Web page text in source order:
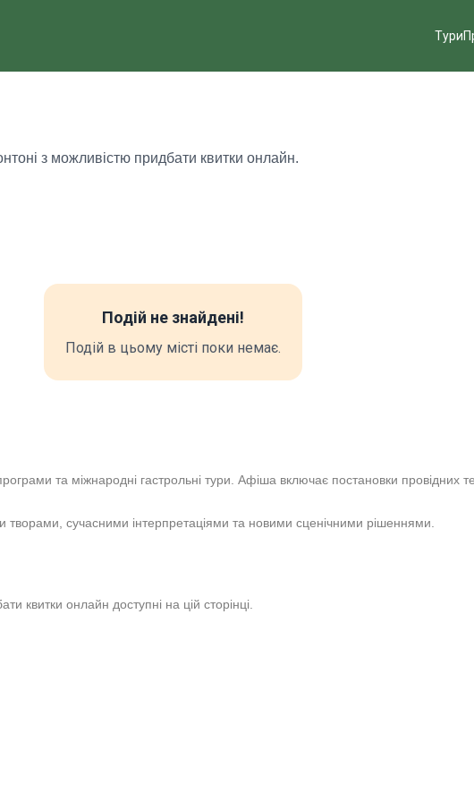
Тури
з можливістю придбати квитки онлайн.
Подій не знайдені!
Подій в цьому місті поки немає.
та міжнародні гастрольні тури. Афіша включає постановки провідних
творами, сучасними інтерпретаціями та новими сценічними рішеннями.
квитки онлайн доступні на цій сторінці.